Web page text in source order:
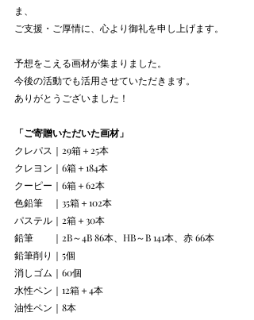
ま、
ご支援・ご厚情に、心より御礼を申し上げます。
予想をこえる画材が集まりました。
今後の活動でも活用させていただきます。
ありがとうございました！
「ご寄贈いただいた画材」
クレパス｜29箱＋25本
クレヨン｜6箱＋184本
クーピー｜6箱＋62本
色鉛筆　｜35箱＋102本
パステル｜2箱＋30本
鉛筆　　｜2B～4B 86本、HB～B 141本、赤 66本
鉛筆削り｜5個
消しゴム｜60個
水性ペン｜12箱＋4本
油性ペン｜8本